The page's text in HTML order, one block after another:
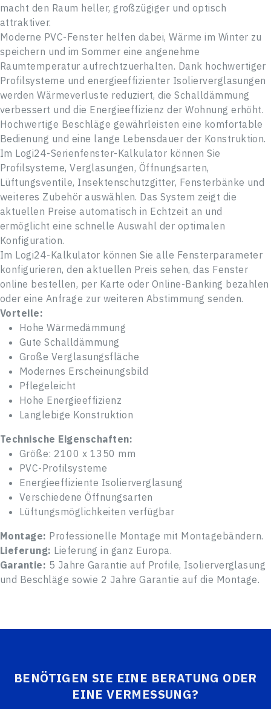
Passwort
Passwort vergessen?
Neuer Benutzer
Log In
macht den Raum heller, großzügiger und optisch
attraktiver.
Moderne PVC-Fenster helfen dabei, Wärme im Winter zu
speichern und im Sommer eine angenehme
Raumtemperatur aufrechtzuerhalten. Dank hochwertiger
Profilsysteme und energieeffizienter Isolierverglasungen
werden Wärmeverluste reduziert, die Schalldämmung
verbessert und die Energieeffizienz der Wohnung erhöht.
Hochwertige Beschläge gewährleisten eine komfortable
Bedienung und eine lange Lebensdauer der Konstruktion.
Im Logi24-Serienfenster-Kalkulator können Sie
Profilsysteme, Verglasungen, Öffnungsarten,
Lüftungsventile, Insektenschutzgitter, Fensterbänke und
weiteres Zubehör auswählen. Das System zeigt die
aktuellen Preise automatisch in Echtzeit an und
ermöglicht eine schnelle Auswahl der optimalen
Konfiguration.
Im Logi24-Kalkulator können Sie alle Fensterparameter
konfigurieren, den aktuellen Preis sehen, das Fenster
online bestellen, per Karte oder Online-Banking bezahlen
oder eine Anfrage zur weiteren Abstimmung senden.
Vorteile:
Hohe Wärmedämmung
Gute Schalldämmung
Große Verglasungsfläche
Modernes Erscheinungsbild
Pflegeleicht
Hohe Energieeffizienz
Langlebige Konstruktion
Technische Eigenschaften:
Größe: 2100 x 1350 mm
PVC-Profilsysteme
Energieeffiziente Isolierverglasung
Verschiedene Öffnungsarten
Lüftungsmöglichkeiten verfügbar
Montage: Professionelle Montage mit Montagebändern.
Lieferung: Lieferung in ganz Europa.
Garantie: 5 Jahre Garantie auf Profile, Isolierverglasung
und Beschläge sowie 2 Jahre Garantie auf die Montage.
BENÖTIGEN SIE EINE BERATUNG ODER
EINE VERMESSUNG?
Adresse
Nachricht
SENDEN
SCHLIESSEN